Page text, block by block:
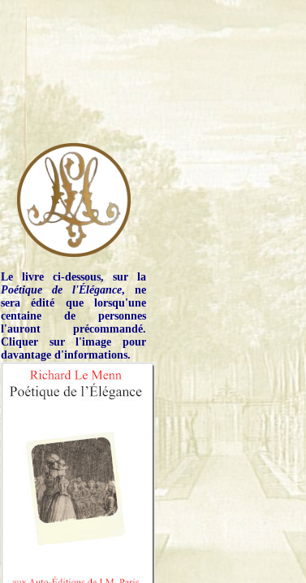
Le livre ci-dessous, sur la
Poétique de l'Élégance, ne
sera édité que lorsqu'une
centaine de personnes
l'auront précommandé.
Cliquer sur l'image pour
davantage d'informations.